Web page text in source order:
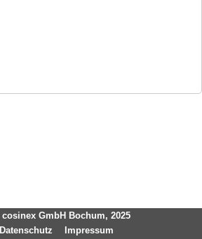
cosinex GmbH Bochum, 2025
Datenschutz
Impressum